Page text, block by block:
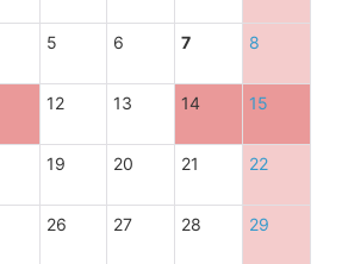
5 6 7 8
12 13 14 15
19 20 21 22
26 27 28 29